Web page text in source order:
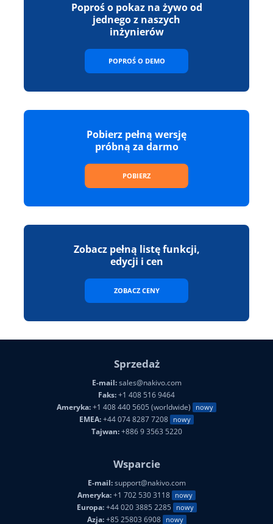
Poproś o pokaz na żywo od
jednego z naszych
inżynierów
POPROŚ O DEMO
Pobierz pełną wersję
próbną za darmo
POBIERZ
Zobacz pełną listę funkcji,
edycji i cen
ZOBACZ CENY
Sprzedaż
E-mail:sales@nakivo.com
Faks:+1 408 516 9464
Ameryka:+1 408 440 5605 (worldwide) nowy
EMEA:+44 074 8287 7208 nowy
Tajwan:+886 9 3563 5220
Wsparcie
E-mail:support@nakivo.com
Ameryka:+1 702 530 3118 nowy
Europa:+44 020 3885 2285 nowy
Azja:+85 25803 6908 nowy